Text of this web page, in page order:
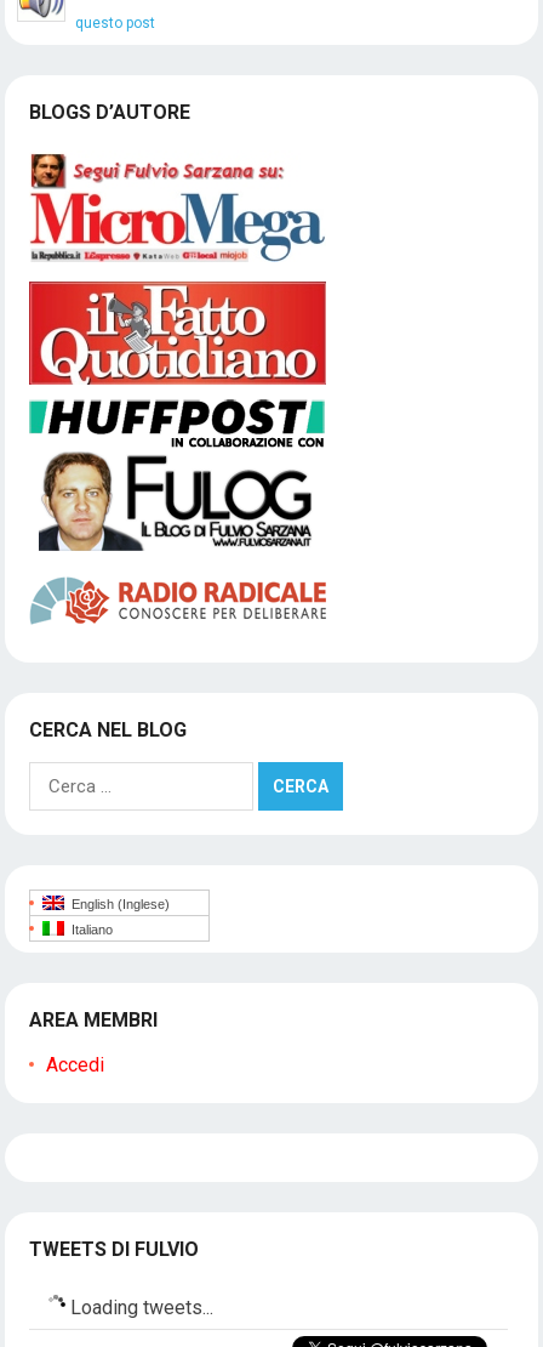
questo post
BLOGS D’AUTORE
CERCA NEL BLOG
Ricerca
per:
English (Inglese)
Italiano
AREA MEMBRI
Accedi
TWEETS DI FULVIO
Loading tweets...